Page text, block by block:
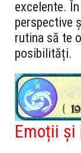
excelente.
perspective
rutina să te
posibilități.
Emoții